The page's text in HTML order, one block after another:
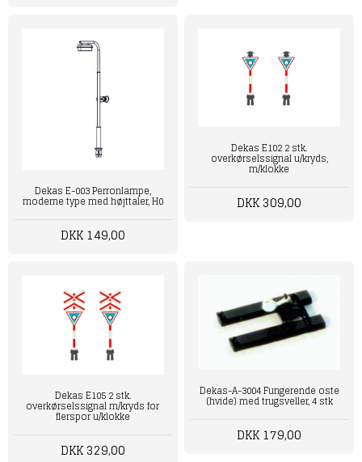
Dekas E-003 Perronlampe,
moderne type med højttaler, H0
DKK 149,00
Dekas E102 2 stk.
overkørselssignal u/kryds,
m/klokke
DKK 309,00
Dekas E105 2 stk.
overkørselssignal m/kryds for
flerspor u/klokke
DKK 329,00
Dekas-A-3004 Fungerende oste
(hvide) med trugsveller, 4 stk
DKK 179,00